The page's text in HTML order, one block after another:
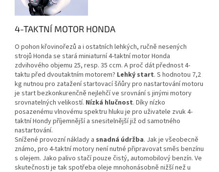
4-TAKTNÍ MOTOR HONDA
O pohon křovinořezů a i ostatních lehkých, ručně nesených
strojů Honda se stará miniaturní 4-taktní motor Honda
zdvihového objemu 25, resp. 35 ccm. A proč dát přednost 4-
taktu před dvoutaktním motorem? Lehký start. S hodnotou 7,2
kg nutnou pro zatažení startovací šňůry pro nastartování motoru
je start bezkonkurenčně nejlehčí ve srovnání s jinými motory
srovnatelných velikostí. Nízká hlučnost. Díky nízko
posazenému vlnovému spektru hluku je pro uživatele zvuk 4-
taktní Hondy příjemnější a snesitelnější již od samotného
nastartování.
Snížené provozní náklady a snadná údržba. Jak je všeobecně
známo, pro 4-taktní motory není nutné připravovat směs benzínu
s olejem. Jako palivo stačí pouze čistý, automobilový benzín. Ve
skutečnosti je tak spotřeba oleje mnohonásobně nižší než u